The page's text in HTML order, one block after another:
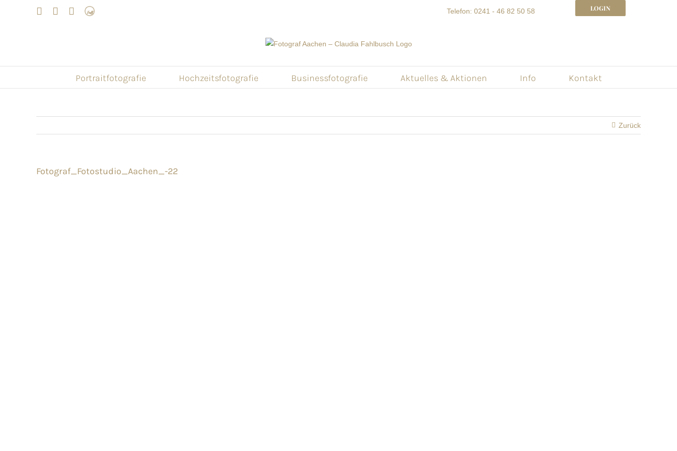
LinkedInFacebookInstagram
Frau
Telefon: 0241 - 46 82 50 58 LOGIN
Portraitfotografie Hochzeitsfotografie Businessfotografie Aktuelles & Aktionen Info Kontakt
Zurück
Fotograf_Fotostudio_Aachen_-22